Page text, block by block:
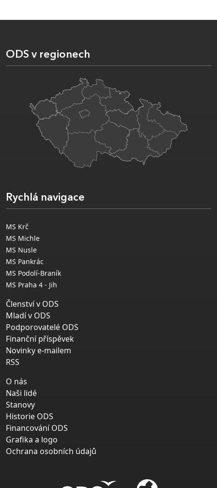
ODS v regionech
Rychlá navigace
MS Krč
MS Michle
MS Nusle
MS Pankrác
MS Podolí-Braník
MS Praha 4 - Jih
Členství v ODS
Mladí v ODS
Podporovatelé ODS
Finanční příspěvek
Novinky e-mailem
RSS
O nás
Naši lidé
Stanovy
Historie ODS
Financování ODS
Grafika a logo
Ochrana osobních údajů